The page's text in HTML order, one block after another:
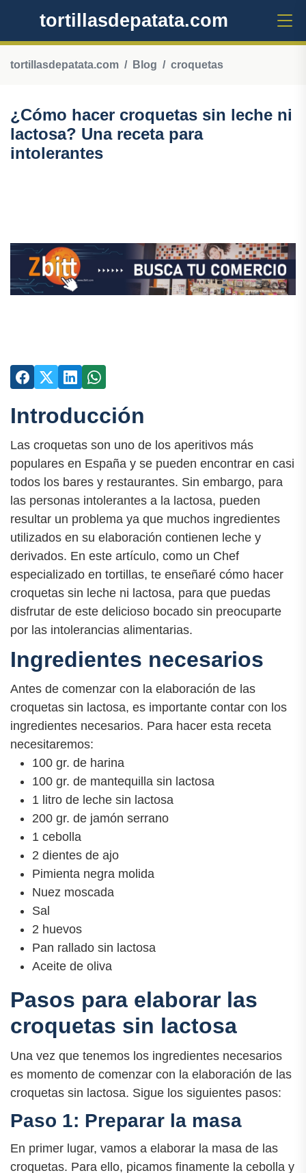
tortillasdepatata.com
tortillasdepatata.com Blog croquetas
¿Cómo hacer croquetas sin leche ni
lactosa? Una receta para
intolerantes
Introducción
Las croquetas son uno de los aperitivos más
populares en España y se pueden encontrar en casi
todos los bares y restaurantes. Sin embargo, para
las personas intolerantes a la lactosa, pueden
resultar un problema ya que muchos ingredientes
utilizados en su elaboración contienen leche y
derivados. En este artículo, como un Chef
especializado en tortillas, te enseñaré cómo hacer
croquetas sin leche ni lactosa, para que puedas
disfrutar de este delicioso bocado sin preocuparte
por las intolerancias alimentarias.
Ingredientes necesarios
Antes de comenzar con la elaboración de las
croquetas sin lactosa, es importante contar con los
ingredientes necesarios. Para hacer esta receta
necesitaremos:
100 gr. de harina
100 gr. de mantequilla sin lactosa
1 litro de leche sin lactosa
200 gr. de jamón serrano
1 cebolla
2 dientes de ajo
Pimienta negra molida
Nuez moscada
Sal
2 huevos
Pan rallado sin lactosa
Aceite de oliva
Pasos para elaborar las
croquetas sin lactosa
Una vez que tenemos los ingredientes necesarios
es momento de comenzar con la elaboración de las
croquetas sin lactosa. Sigue los siguientes pasos:
Paso 1: Preparar la masa
En primer lugar, vamos a elaborar la masa de las
croquetas. Para ello, picamos finamente la cebolla y